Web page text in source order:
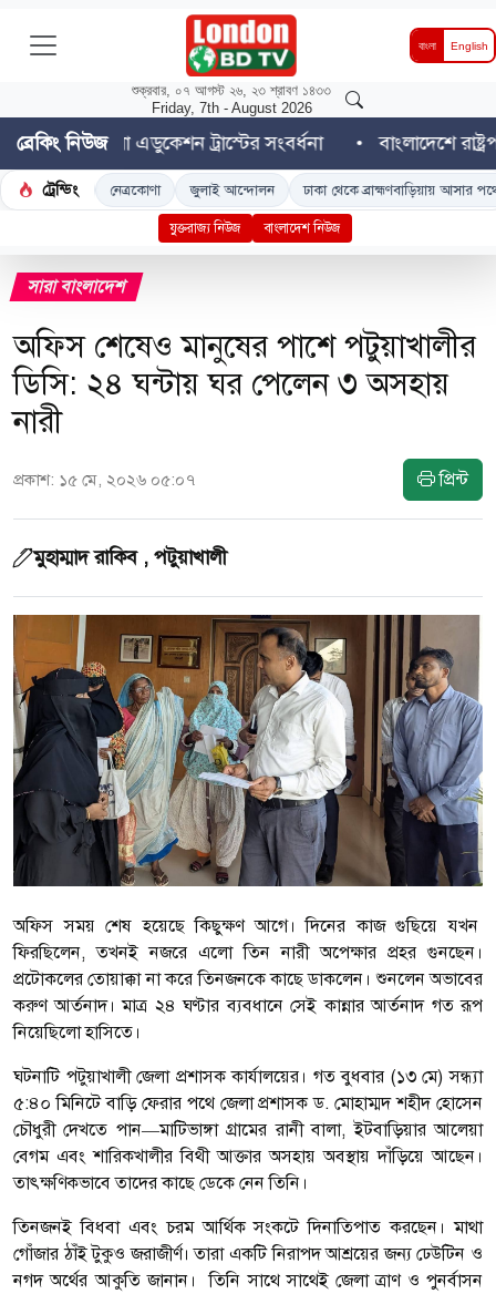
বাংলা English
শুক্রবার, ০৭ আগস্ট ২৬, ২৩ শ্রাবণ ১৪৩৩
Friday, 7th - August 2026
ব্রেকিং নিউজ
এডুকেশন ট্রাস্টের সংবর্ধনা বাংলাদেশে রাষ্ট্রপতি
ট্রেন্ডিং
নেত্রকোণা জুলাই আন্দোলন ঢাকা থেকে ব্রাহ্মণবাড়িয়ায় আসার পথে 'ডুয়েট'
যুক্তরাজ্য নিউজ বাংলাদেশ নিউজ
সারা বাংলাদেশ
অফিস শেষেও মানুষের পাশে পটুয়াখালীর
ডিসি: ২৪ ঘন্টায় ঘর পেলেন ৩ অসহায়
নারী
প্রকাশ: ১৫ মে, ২০২৬ ০৫:০৭ প্রিন্ট
মুহাম্মাদ রাকিব , পটুয়াখালী
অফিস সময় শেষ হয়েছে কিছুক্ষণ আগে। দিনের কাজ গুছিয়ে যখন
ফিরছিলেন, তখনই নজরে এলো তিন নারী অপেক্ষার প্রহর গুনছেন।
প্রটোকলের তোয়াক্কা না করে তিনজনকে কাছে ডাকলেন। শুনলেন অভাবের
করুণ আর্তনাদ। মাত্র ২৪ ঘণ্টার ব্যবধানে সেই কান্নার আর্তনাদ গত রূপ
নিয়েছিলো হাসিতে।
ঘটনাটি পটুয়াখালী জেলা প্রশাসক কার্যালয়ের। গত বুধবার (১৩ মে) সন্ধ্যা
৫:৪০ মিনিটে বাড়ি ফেরার পথে জেলা প্রশাসক ড. মোহাম্মদ শহীদ হোসেন
চৌধুরী দেখতে পান—মাটিভাঙ্গা গ্রামের রানী বালা, ইটবাড়িয়ার আলেয়া
বেগম এবং শারিকখালীর বিথী আক্তার অসহায় অবস্থায় দাঁড়িয়ে আছেন।
তাৎক্ষণিকভাবে তাদের কাছে ডেকে নেন তিনি।
তিনজনই বিধবা এবং চরম আর্থিক সংকটে দিনাতিপাত করছেন। মাথা
গোঁজার ঠাঁই টুকুও জরাজীর্ণ। তারা একটি নিরাপদ আশ্রয়ের জন্য ঢেউটিন ও
নগদ অর্থের আকুতি জানান। তিনি সাথে সাথেই জেলা ত্রাণ ও পুনর্বাসন